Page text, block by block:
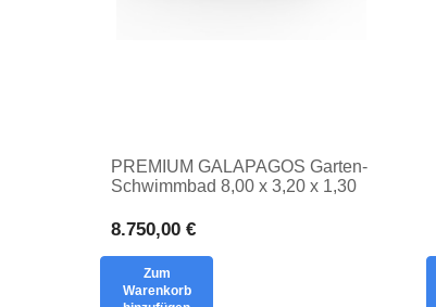
PREMIUM GALAPAGOS Garten-
Schwimmbad 8,00 x 3,20 x 1,30
EINSATZBEWÄSSER
8.750,00 €
Zum
Warenkorb